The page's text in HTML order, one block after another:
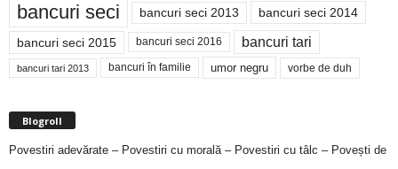
bancuri seci bancuri seci 2013 bancuri seci 2014
bancuri seci 2015 bancuri seci 2016 bancuri tari
bancuri tari 2013 bancuri în familie umor negru vorbe de duh
Blogroll
Povestiri adevărate – Povestiri cu morală – Povestiri cu tâlc – Povești de